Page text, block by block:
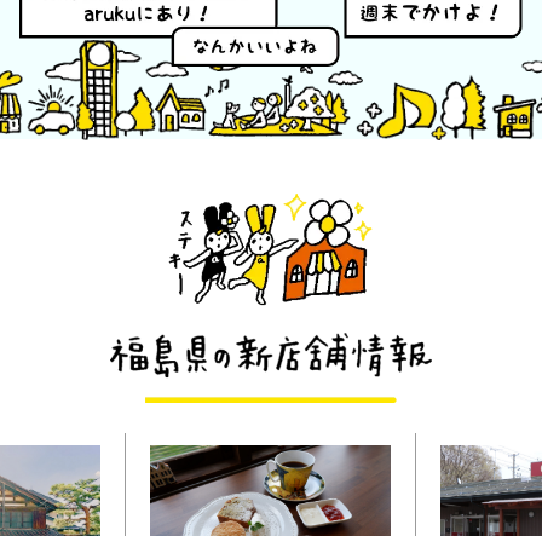
パン アジア・エスニッ
ク
テイクアウト
その他
レジャー・スポー
ツ施設
イベントレポート
脱毛 温活・サウナ 歯列矯正・審美歯
その他
幼稚園 教育